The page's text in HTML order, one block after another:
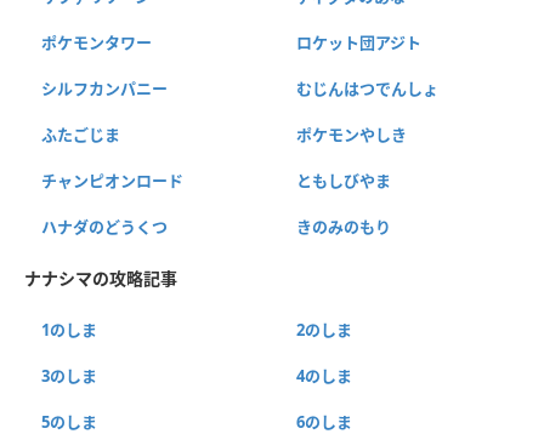
ポケモンタワー ロケット団アジト
シルフカンパニー むじんはつでんしょ
ふたごじま ポケモンやしき
チャンピオンロード ともしびやま
ハナダのどうくつ きのみのもり
ナナシマの攻略記事
1のしま 2のしま
3のしま 4のしま
5のしま 6のしま